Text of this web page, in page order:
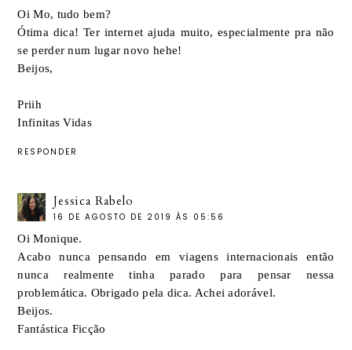
Oi Mo, tudo bem?
Ótima dica! Ter internet ajuda muito, especialmente pra não
se perder num lugar novo hehe!
Beijos,
Priih
Infinitas Vidas
RESPONDER
Jessica Rabelo
16 DE AGOSTO DE 2019 ÀS 05:56
Oi Monique.
Acabo nunca pensando em viagens internacionais então
nunca realmente tinha parado para pensar nessa
problemática. Obrigado pela dica. Achei adorável.
Beijos.
Fantástica Ficção